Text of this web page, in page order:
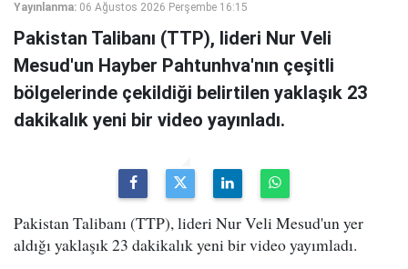
Yayınlanma: 06 Ağustos 2026 Perşembe 16:15
Pakistan Talibanı (TTP), lideri Nur Veli
Mesud'un Hayber Pahtunhva'nın çeşitli
bölgelerinde çekildiği belirtilen yaklaşık 23
dakikalık yeni bir video yayınladı.
Pakistan Talibanı (TTP), lideri Nur Veli Mesud'un yer
aldığı yaklaşık 23 dakikalık yeni bir video yayımladı.